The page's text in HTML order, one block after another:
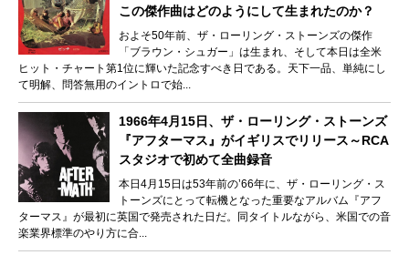
この傑作曲はどのようにして生まれたのか？
およそ50年前、ザ・ローリング・ストーンズの傑作
「ブラウン・シュガー」は生まれ、そして本日は全米
ヒット・チャート第1位に輝いた記念すべき日である。天下一品、単純にし
て明解、問答無用のイントロで始...
1966年4月15日、ザ・ローリング・ストーンズ
『アフターマス』がイギリスでリリース～RCA
スタジオで初めて全曲録音
本日4月15日は53年前の’66年に、ザ・ローリング・ス
トーンズにとって転機となった重要なアルバム『アフ
ターマス』が最初に英国で発売された日だ。同タイトルながら、米国での音
楽業界標準のやり方に合...